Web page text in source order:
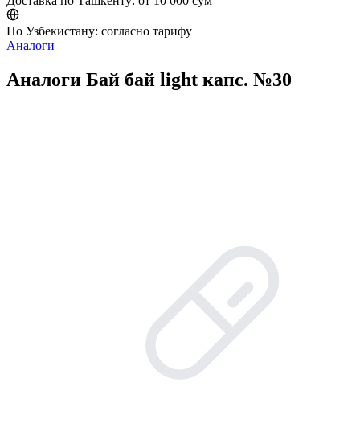
По Узбекистану: согласно тарифу
Аналоги
Аналоги Бай бай light капс. №30